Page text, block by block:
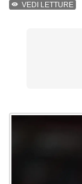
VEDI LETTURE